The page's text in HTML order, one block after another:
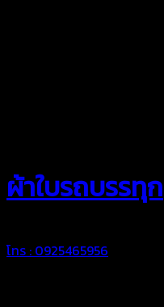
ผ้าใบรถบรรทุก
โทร : 0925465956